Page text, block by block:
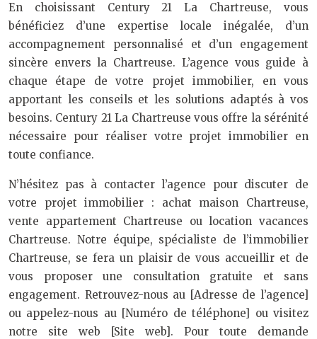
En choisissant Century 21 La Chartreuse, vous
bénéficiez d’une expertise locale inégalée, d’un
accompagnement personnalisé et d’un engagement
sincère envers la Chartreuse. L’agence vous guide à
chaque étape de votre projet immobilier, en vous
apportant les conseils et les solutions adaptés à vos
besoins. Century 21 La Chartreuse vous offre la sérénité
nécessaire pour réaliser votre projet immobilier en
toute confiance.
N’hésitez pas à contacter l’agence pour discuter de
votre projet immobilier : achat maison Chartreuse,
vente appartement Chartreuse ou location vacances
Chartreuse. Notre équipe, spécialiste de l’immobilier
Chartreuse, se fera un plaisir de vous accueillir et de
vous proposer une consultation gratuite et sans
engagement. Retrouvez-nous au [Adresse de l’agence]
ou appelez-nous au [Numéro de téléphone] ou visitez
notre site web [Site web]. Pour toute demande